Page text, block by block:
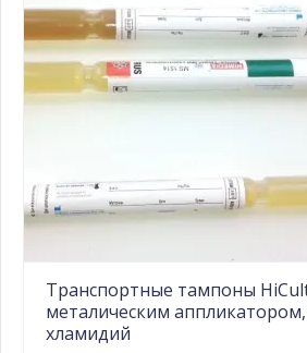
Транспортные тампоны
металическим аппликатором,
хламидий